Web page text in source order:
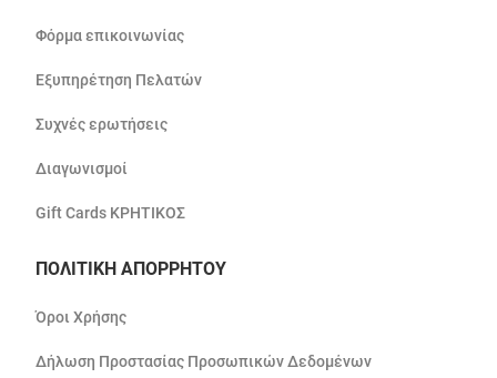
Φόρμα επικοινωνίας
Εξυπηρέτηση Πελατών
Συχνές ερωτήσεις
Διαγωνισμοί
Gift Cards ΚΡΗΤΙΚΟΣ
ΠΟΛΙΤΙΚΗ ΑΠΟΡΡΗΤΟΥ
Όροι Χρήσης
Δήλωση Προστασίας Προσωπικών Δεδομένων